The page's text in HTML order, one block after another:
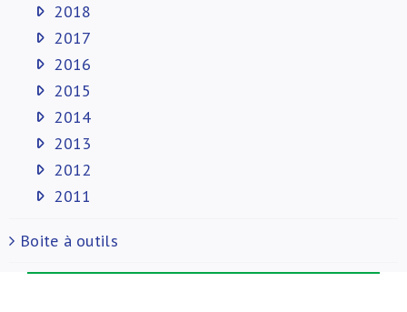
2018
2017
2016
2015
2014
2013
2012
2011
Boite à outils